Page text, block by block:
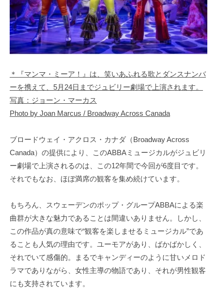
＊『マンマ・ミーア！』は、笑いあふれる歌とダンスナンバ
ーを携えて、5月24日までジュビリー劇場で上演されます。
写真：ジョーン・マーカス
Photo by Joan Marcus / Broadway Across Canada
ブロードウェイ・アクロス・カナダ（Broadway Across
Canada）の提供により、このABBAミュージカルがジュビリ
ー劇場で上演されるのは、この12年間で今回が6度目です。
それでもなお、ほぼ満席の観客を集め続けています。
もちろん、スウェーデンのポップ・グループABBAによる楽
曲群が大きな魅力であることは間違いありません。しかし、
この作品が真の意味で“観客を楽しませるミュージカル”であ
ることも人気の理由です。ユーモアがあり、ばかばかしく、
それでいて感傷的。まるでキャンディーのように甘いメロド
ラマでありながら、女性主導の物語であり、それが男性観客
にも支持されています。